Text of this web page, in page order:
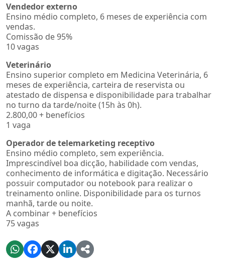
Vendedor externo
Ensino médio completo, 6 meses de experiência com
vendas.
Comissão de 95%
10 vagas
Veterinário
Ensino superior completo em Medicina Veterinária, 6
meses de experiência, carteira de reservista ou
atestado de dispensa e disponibilidade para trabalhar
no turno da tarde/noite (15h às 0h).
2.800,00 + benefícios
1 vaga
Operador de telemarketing receptivo
Ensino médio completo, sem experiência.
Imprescindível boa dicção, habilidade com vendas,
conhecimento de informática e digitação. Necessário
possuir computador ou notebook para realizar o
treinamento online. Disponibilidade para os turnos
manhã, tarde ou noite.
A combinar + benefícios
75 vagas